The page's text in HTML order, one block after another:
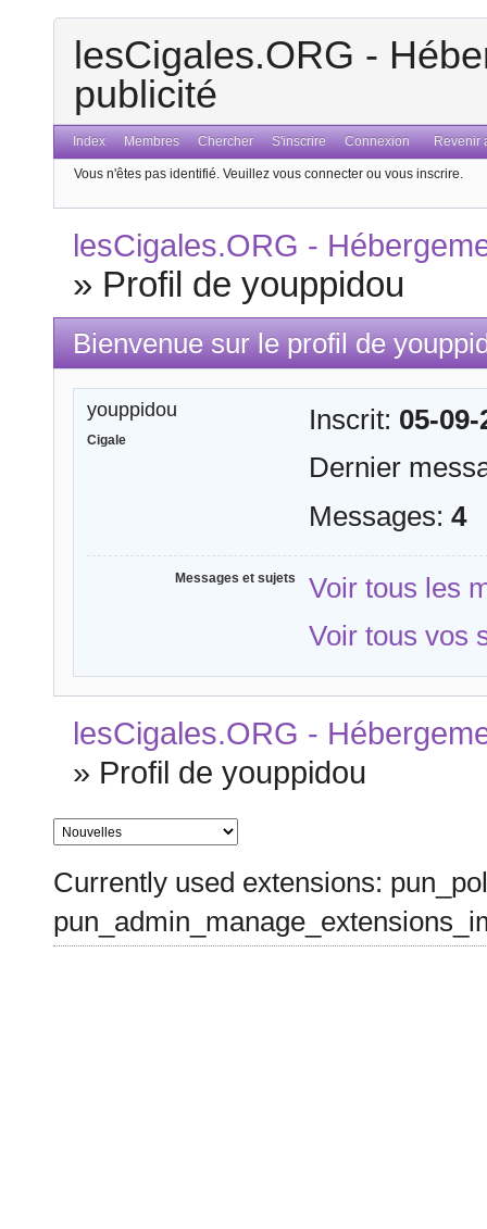
lesCigales.ORG -
publicité
Index Membres Chercher S'inscrire Connexion Revenir
Vous n'êtes pas identifié. Veuillez vous connecter ou vous inscrire.
lesCigales.ORG -
» Profil de youppidou
Bienvenue sur le profil de
youppidou
Cigale
Inscrit: 05-09-
Dernier
Messages: 4
Messages et sujets
Voir tous les
Voir tous vos
lesCigales.ORG -
» Profil de youppidou
Currently used extensions: